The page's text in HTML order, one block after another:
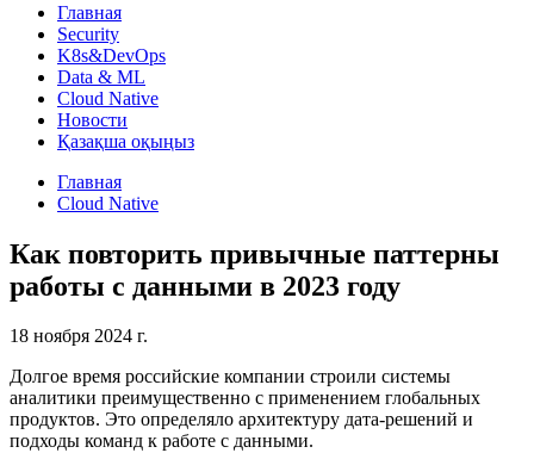
Главная
Security
K8s&DevOps
Data & ML
Cloud Native
Новости
Қазақша оқыңыз
Главная
Cloud Native
Как повторить привычные паттерны
работы с данными в 2023 году
18 ноября 2024 г.
Долгое время российские компании строили системы
аналитики преимущественно с применением глобальных
продуктов. Это определяло архитектуру дата-решений и
подходы команд к работе с данными.